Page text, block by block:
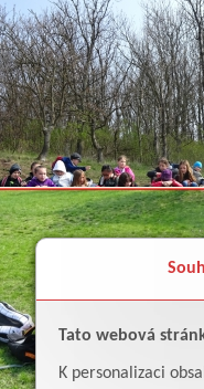
Tato webová
K personalizaci